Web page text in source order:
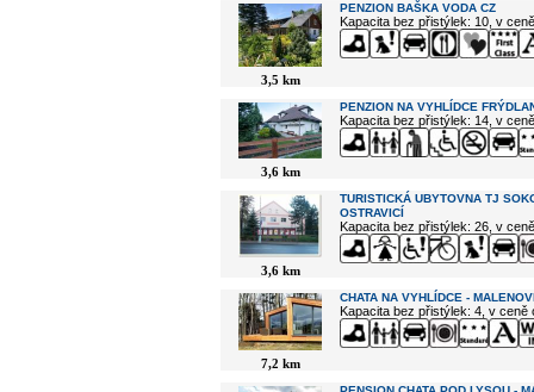
3,5 km
PENZION BAŠKA VODA CZ
Kapacita bez přistýlek: 10, v
3,6 km
PENZION NA VYHLÍDCE
Kapacita bez přistýlek: 14, v
3,6 km
TURISTICKÁ UBYTOVNA TJ
OSTRAVICÍ
Kapacita bez přistýlek: 26, v
7,2 km
CHATA NA VYHLÍDCE -
Kapacita bez přistýlek: 4, v ceně